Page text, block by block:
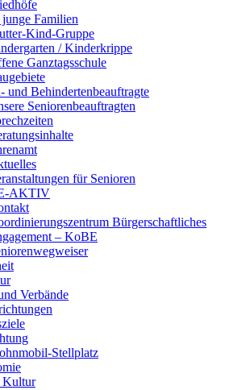
Familien
Kind-Gruppe
/ Kinderkrippe
Ganztagsschule
und Behindertenbeauftragte
Seniorenbeauftragten
für Senioren
AKTIV
Bürgerschaftliches
– KoBE
Verbände
Stellplatz
Kultur